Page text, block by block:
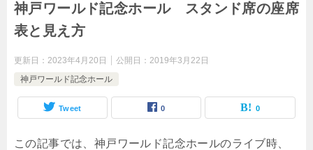
神戸ワールド記念ホール スタンド席の座席
表と見え方
更新日： 2023年4月20日 公開日： 2019年3月22日
神戸ワールド記念ホール
Tweet 0 0
この記事では、神戸ワールド記念ホールのライブ時、